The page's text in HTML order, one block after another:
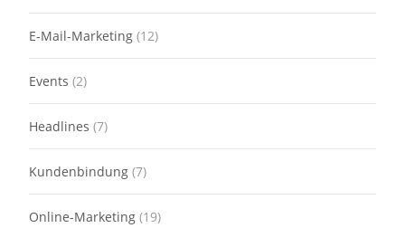
E-Mail-Marketing (12)
Events (2)
Headlines (7)
Kundenbindung (7)
Online-Marketing (19)